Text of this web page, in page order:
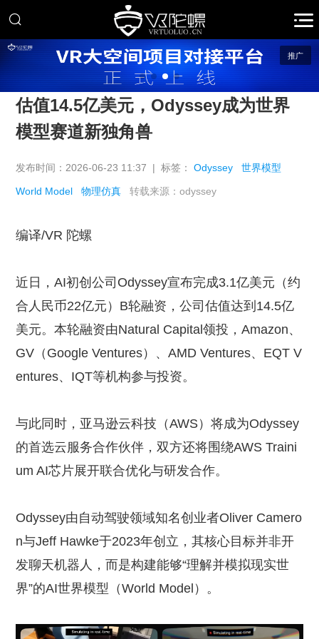
推广
估值14.5亿美元，Odyssey成为世界
模型赛道新独角兽
发布时间：2026-06-23 11:37 | 标签：Odyssey 世界模型
World Model 物理仿真 转载来源：odyssey
编译/VR 陀螺
近日，AI初创公司Odyssey宣布完成3.1亿美元（约
合人民币22亿元）B轮融资，公司估值达到14.5亿
美元。本轮融资由Natural Capital领投，Amazon、
GV（Google Ventures）、AMD Ventures、EQT V
entures、IQT等机构参与投资。
与此同时，亚马逊云科技（AWS）将成为Odyssey
的首选云服务合作伙伴，双方还将围绕AWS Traini
um AI芯片展开联合优化与研发合作。
Odyssey由自动驾驶领域知名创业者Oliver Camero
n与Jeff Hawke于2023年创立，其核心目标并非开
发聊天机器人，而是构建能够“理解并模拟现实世
界”的AI世界模型（World Model）。